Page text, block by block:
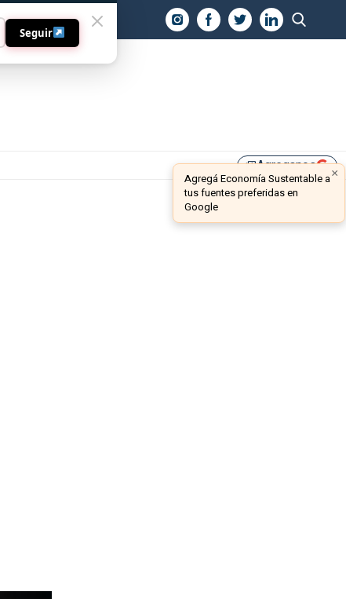
library_addAgreganos ×
Agregá Economía Sustentable a
tus fuentes preferidas en
Google
Seguir